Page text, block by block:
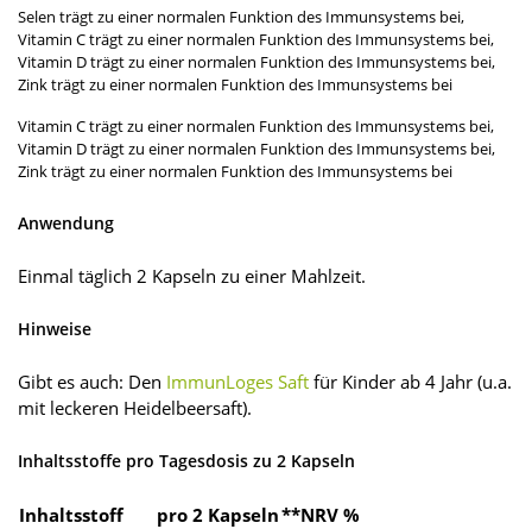
Selen trägt zu einer normalen Funktion des Immunsystems bei,
Vitamin C trägt zu einer normalen Funktion des Immunsystems bei,
Vitamin D trägt zu einer normalen Funktion des Immunsystems bei,
Zink trägt zu einer normalen Funktion des Immunsystems bei
Vitamin C trägt zu einer normalen Funktion des Immunsystems bei,
Vitamin D trägt zu einer normalen Funktion des Immunsystems bei,
Zink trägt zu einer normalen Funktion des Immunsystems bei
Anwendung
Einmal täglich 2 Kapseln zu einer Mahlzeit.
Hinweise
Gibt es auch: Den ImmunLoges Saft für Kinder ab 4 Jahr (u.a.
mit leckeren Heidelbeersaft).
Inhaltsstoffe pro Tagesdosis zu 2 Kapseln
Inhaltsstoff pro 2 Kapseln**NRV %